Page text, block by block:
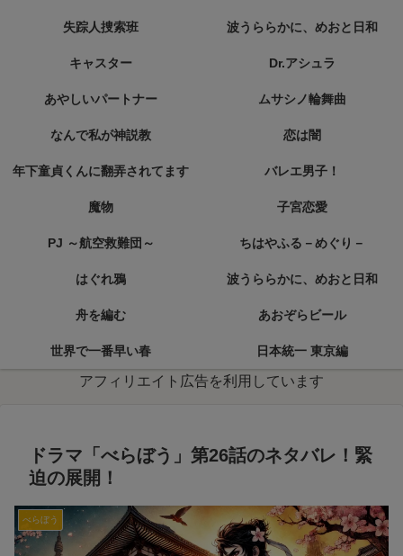
失踪人捜索班 波うららかに、めおと日和
キャスター Dr.アシュラ
あやしいパートナー ムサシノ輪舞曲
なんで私が神説教 恋は闇
年下童貞くんに翻弄されてます バレエ男子！
魔物 子宮恋愛
PJ ～航空救難団～ ちはやふる－めぐり－
はぐれ鴉 波うららかに、めおと日和
舟を編む あおぞらビール
世界で一番早い春 日本統一 東京編
アフィリエイト広告を利用しています
ドラマ「べらぼう」第26話のネタバレ！緊
迫の展開！
べらぼう